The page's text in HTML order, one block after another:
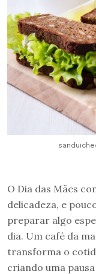
O Dia das Mães
delicadeza, e
preparar algo
dia. Um café da
transforma o
criando uma